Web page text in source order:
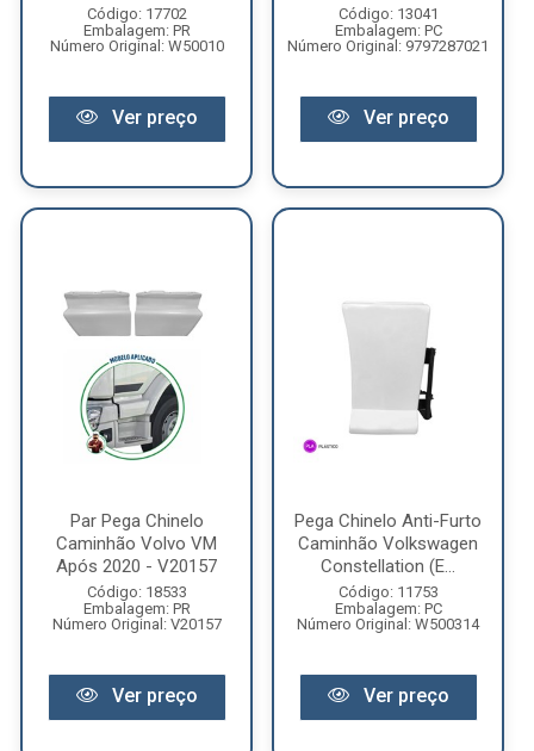
Código: 17702
Embalagem: PR
Número Original: W50010
Ver preço
Código: 13041
Embalagem: PC
Número Original: 9797287021
Ver preço
Par Pega Chinelo
Caminhão Volvo VM
Após 2020 - V20157
Código: 18533
Embalagem: PR
Número Original: V20157
Ver preço
Pega Chinelo Anti-Furto
Caminhão Volkswagen
Constellation (E...
Código: 11753
Embalagem: PC
Número Original: W500314
Ver preço